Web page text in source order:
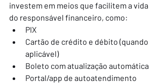
investem em meios que facilitem a vida
do responsável financeiro, como:
PIX
Cartão de crédito e débito (quando
aplicável)
Boleto com atualização automática
Portal/app de autoatendimento